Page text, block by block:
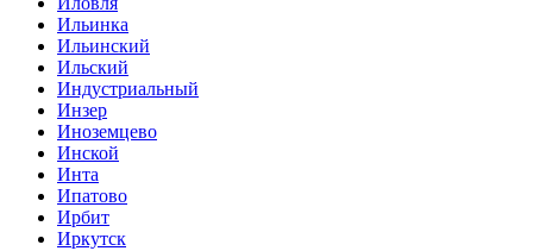
Ильинка
Ильинский
Ильский
Индустриальный
Инзер
Иноземцево
Инской
Инта
Ипатово
Ирбит
Иркутск